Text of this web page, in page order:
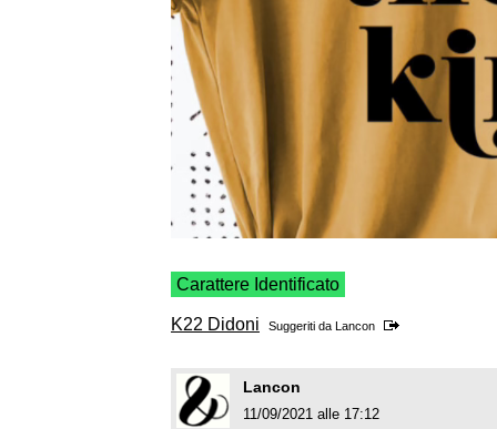
Carattere Identificato
K22 Didoni Suggeriti da Lancon
Lancon
11/09/2021 alle 17:12